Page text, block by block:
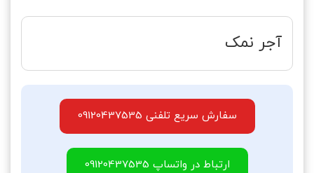
آجر نمک
سفارش سریع تلفنی 09120437535
ارتباط در واتساپ 09120437535